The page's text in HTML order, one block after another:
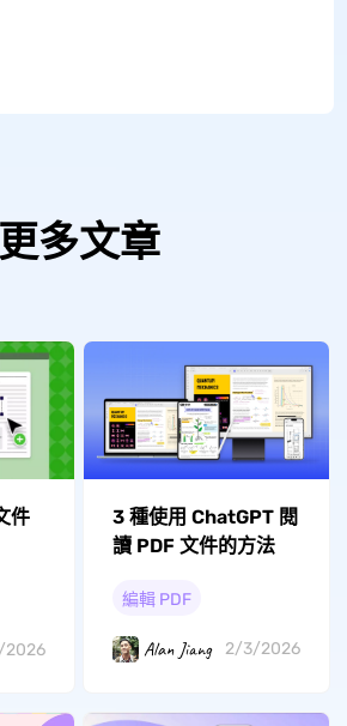
更多文章
件
3 種使用 ChatGPT 閱
讀 PDF 文件的方法
編輯 PDF
Alan Jiang 2/3/2026